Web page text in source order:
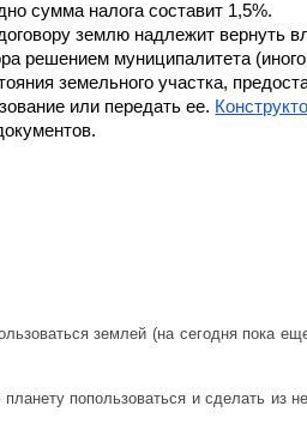
сумма налога составит 1,5%.
землю надлежит вернуть
решением муниципалитета (иного
земельного участка,
или передать ее.
землей (на сегодня пока
попользоваться и сделать из